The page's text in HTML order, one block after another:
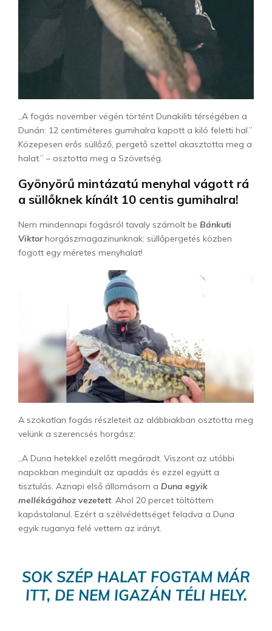
„A fogás november végén történt Dunakiliti térségében a
Dunán: 12 centiméteres gumihalra kapott a kiló feletti hal.”
Közepesen erős süllőző, pergető szettel akasztotta meg a
halat.” – osztotta meg a Szövetség.
Gyönyörű mintázatú menyhal vágott rá
a süllőknek kínált 10 centis gumihalra!
Nem mindennapi fogásról tavaly számolt be Bánkuti
Viktorhorgászmagazinunknak: süllőpergetés közben
fogott egy méretes menyhalat!
A szokatlan fogás részleteit az alábbiakban osztotta meg
velünk a szerencsés horgász:
„A Duna hetekkel ezelőtt megáradt. Viszont az utóbbi
napokban megindult az apadás és ezzel együtt a
tisztulás. Aznapi első állomásom a Duna egyik
mellékágához vezetett. Ahol 20 percet töltöttem
kapástalanul. Ezért a szélvédettséget feladva a Duna
egyik ruganya felé vettem az irányt.
SOK SZÉP HALAT FOGTAM MÁR
ITT, DE NEM IGAZÁN TÉLI HELY.